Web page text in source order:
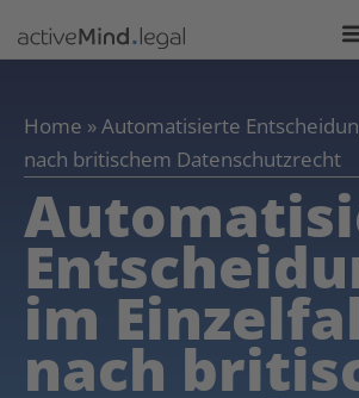
Home »Automatisierte
nach britischem Datenschutzrecht
im
nach